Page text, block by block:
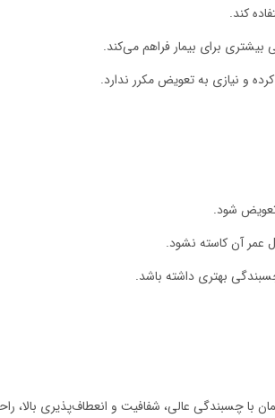
کند.
بیشتری برای بیمار فراهم می‌کند.
و نیازی به تعویض مکرر ندارد.
شود.
عمر آن کاسته نشود.
بهتری داشته باشد.
زخم‌هاست. این پانسمان با چسبندگی عالی، شفافیت و